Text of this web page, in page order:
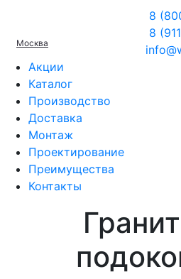
Москва
8
8
Акции
Каталог
Производство
Доставка
Монтаж
Проектирование
Преимущества
Контакты